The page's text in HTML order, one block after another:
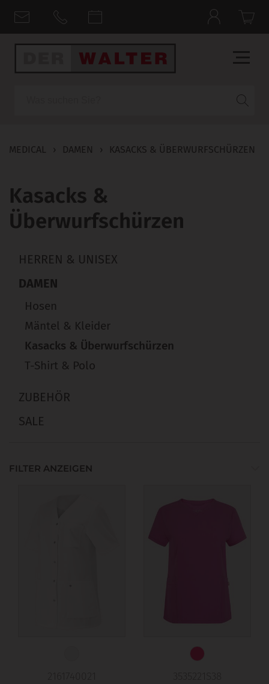
MEDICAL › DAMEN › KASACKS & ÜBERWURFSCHÜRZEN
Kasacks &
Überwurfschürzen
HERREN & UNISEX
DAMEN
Hosen
Mäntel & Kleider
Kasacks & Überwurfschürzen
T-Shirt & Polo
ZUBEHÖR
SALE
FILTER ANZEIGEN